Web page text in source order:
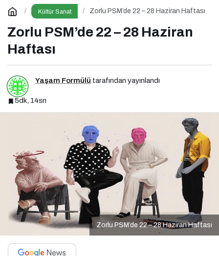
Kültür Sanat Zorlu PSM’de 22 – 28 Haziran Haftası
Zorlu PSM’de 22 – 28 Haziran
Haftası
Yaşam Formülü tarafından yayınlandı
5dk, 14sn
Zorlu PSM’de 22 – 28 Haziran Haftası